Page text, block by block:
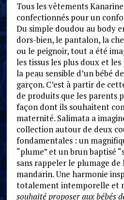
Tous les vêtements
confectionnés pour un
Du simple doudou au body
dors-bien, le pantalon, la
ou le peignoir, tout a été
les tissus les plus doux et
la peau sensible d’un bébé
garçon. C’est à partir de
de produits que les parents
façon dont ils souhaitent
maternité. Salimata a
collection autour de deux
fondamentales : un
“plume” et un brun baptisé
sans rappeler le plumage de
mandarin. Une harmonie
totalement intemporelle et
souhaité proposer aux bébés